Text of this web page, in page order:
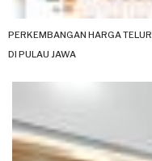
PERKEMBANGAN HARGA
DI PULAU JAWA